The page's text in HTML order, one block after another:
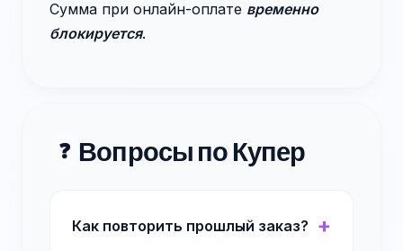
Сумма при онлайн-оплате временно
блокируется.
❓ Вопросы по Купер
Как повторить прошлый заказ?